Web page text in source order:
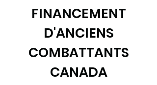
FINANCEMENT
D'ANCIENS
COMBATTANTS
CANADA